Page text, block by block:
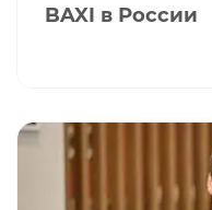
BAXI в России